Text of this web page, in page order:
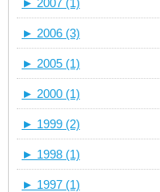
► 2007 (1)
► 2006 (3)
► 2005 (1)
► 2000 (1)
► 1999 (2)
► 1998 (1)
► 1997 (1)